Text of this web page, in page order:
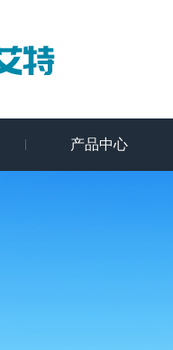
产品中心